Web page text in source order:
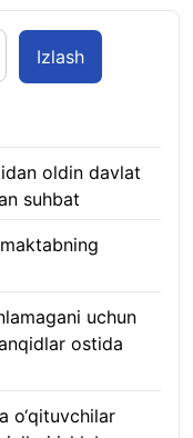
Izlash
oldin davlat
suhbat
uchun
ostida
o‘qituvchilar